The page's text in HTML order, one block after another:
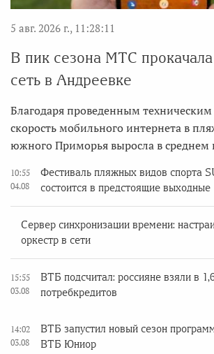
5 авг. 2026 г., 11:28:11
В пик сезона МТС
сеть в Андреевке
Благодаря проведенным
скорость мобильного интернета в
южного Приморья выросла в среднем
10:55
04.08
Фестиваль пляжных видов спорта
состоится в предстоящие выходные
Сервер синхронизации времени:
оркестр в сети
15:55
03.08
ВТБ подсчитал: россияне взяли в
потребкредитов
14:02
03.08
ВТБ запустил новый сезон
ВТБ Юниор